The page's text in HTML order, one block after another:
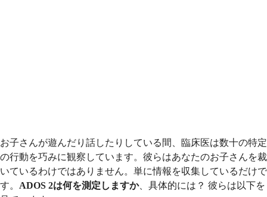
お子さんが遊んだり話したりしている間、臨床医は数十の特定
の行動を巧みに観察しています。彼らはあなたのお子さんを裁
いているわけではありません。単に情報を収集しているだけで
す。 ADOS 2は何を測定しますか、具体的には？ 彼らは以下を